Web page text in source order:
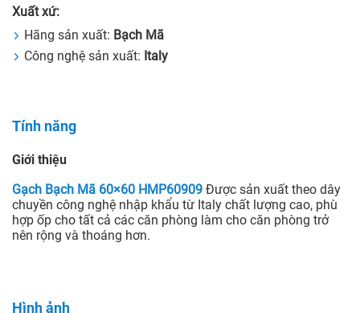
Xuất xứ:
Hãng sản xuất: Bạch Mã
Công nghệ sản xuất: Italy
Tính năng
Giới thiệu
Gạch Bạch Mã 60×60 HMP60909 Được sản xuất theo dây
chuyền công nghệ nhập khẩu từ Italy chất lượng cao, phù
hợp ốp cho tất cả các căn phòng làm cho căn phòng trở
nên rộng và thoáng hơn.
Hình ảnh